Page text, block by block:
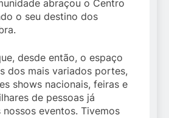
abraçou o Centro
o seu destino dos
desde então, o espaço
dos mais variados portes,
shows nacionais, feiras e
de pessoas já
nossos eventos. Tivemos